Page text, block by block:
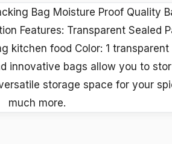
Bag Moisture Proof Quality
Features: Transparent Sealed
kitchen food Color: 1
innovative bags allow you to
storage space for your
much more.